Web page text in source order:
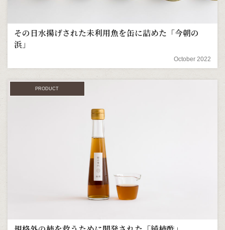
その日水揚げされた未利用魚を缶に詰めた「今朝の
浜」
October 2022
PRODUCT